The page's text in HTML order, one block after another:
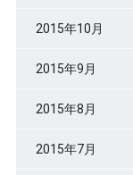
2015年10月
2015年9月
2015年8月
2015年7月